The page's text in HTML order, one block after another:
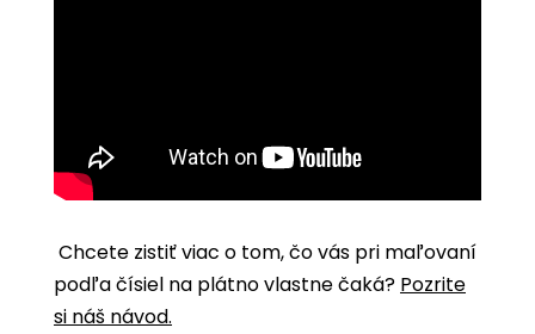
Chcete zistiť viac o tom, čo vás pri maľovaní
podľa čísiel na plátno vlastne čaká? Pozrite
si náš návod.